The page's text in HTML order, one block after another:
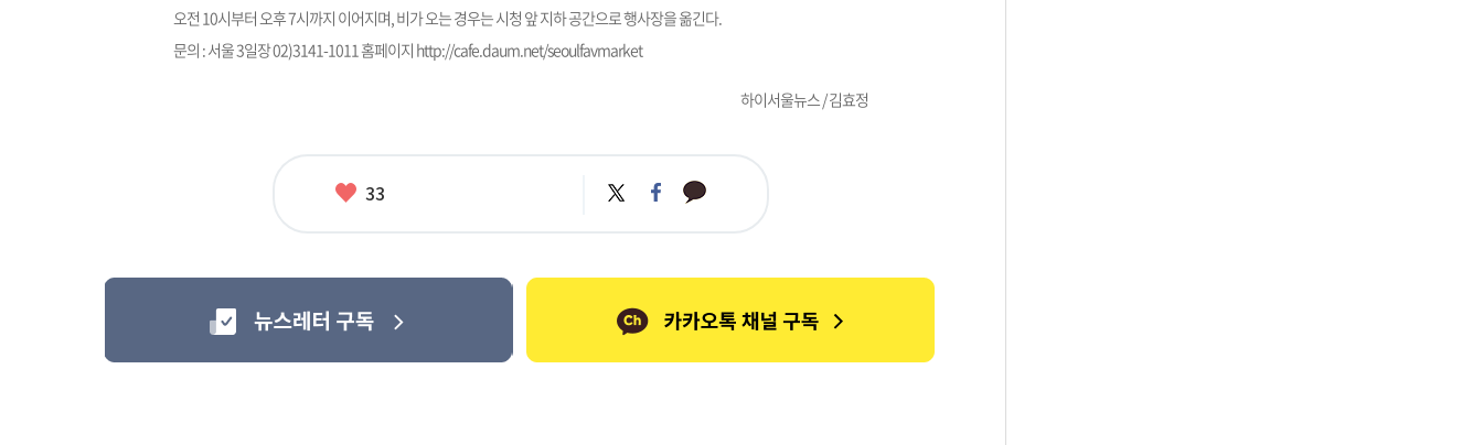
오전 10시부터 오후 7시까지 이어지며, 비가 오는 경우는 시청 앞 지하 공간으로 행사장을 옮긴다.
문의 : 서울 3일장 02)3141-1011 홈페이지 http://cafe.daum.net/seoulfavmarket
하이서울뉴스 / 김효정
좋
33 트
위
페
이
카
카